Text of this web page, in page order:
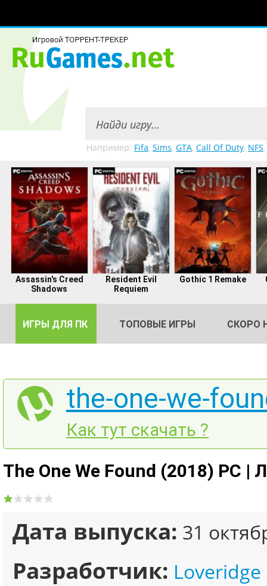
Например: Fifa, Sims, GTA, Call Of Duty, NFS,
Assassin's Creed
Shadows
Resident Evil
Requiem
Gothic 1 Remake
ИГРЫ ДЛЯ ПК ТОПОВЫЕ ИГРЫ СКОРО
the-one-we-
Как тут скачать ?
The One We Found (2018) PC |
Дата выпуска: 31
Разработчик: Loveridge